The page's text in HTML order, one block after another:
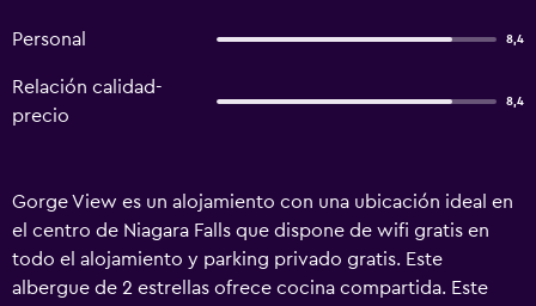
Personal 8,4
Relación calidad-
precio
8,4
Gorge View es un alojamiento con una ubicación ideal en
el centro de Niagara Falls que dispone de wifi gratis en
todo el alojamiento y parking privado gratis. Este
albergue de 2 estrellas ofrece cocina compartida. Este